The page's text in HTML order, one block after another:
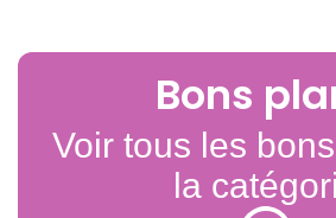
Bons
Voir tous les
la